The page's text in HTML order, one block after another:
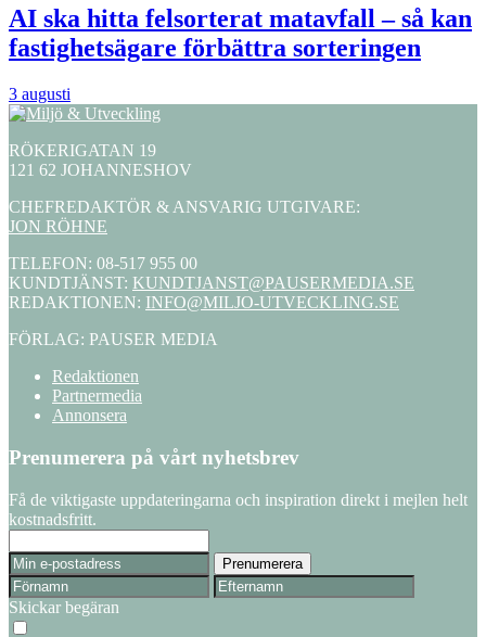
AI ska hitta felsorterat matavfall – så kan
fastighetsägare förbättra sorteringen
3 augusti
RÖKERIGATAN 19
121 62 JOHANNESHOV
CHEFREDAKTÖR & ANSVARIG UTGIVARE:
JON RÖHNE
TELEFON: 08-517 955 00
KUNDTJÄNST: KUNDTJANST@PAUSERMEDIA.SE
REDAKTIONEN: INFO@MILJO-UTVECKLING.SE
FÖRLAG: PAUSER MEDIA
Redaktionen
Partnermedia
Annonsera
Prenumerera på vårt nyhetsbrev
Få de viktigaste uppdateringarna och inspiration direkt i mejlen helt
kostnadsfritt.
Skickar begäran